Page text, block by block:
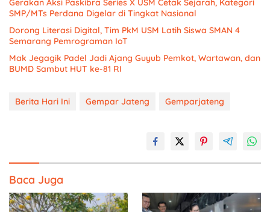
Gerakan Aksi Paskibra Series X USM Cetak Sejarah, Kategori
SMP/MTs Perdana Digelar di Tingkat Nasional
Dorong Literasi Digital, Tim PkM USM Latih Siswa SMAN 4
Semarang Pemrograman IoT
Mak Jegagik Padel Jadi Ajang Guyub Pemkot, Wartawan, dan
BUMD Sambut HUT ke-81 RI
Berita Hari Ini Gempar Jateng Gemparjateng
Baca Juga